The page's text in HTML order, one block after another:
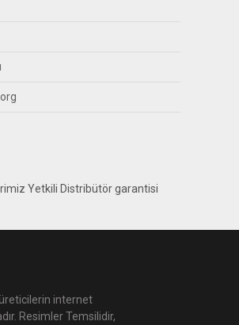
Yetkili Distribütör garantisi
internet
Resimler Temsilidir,